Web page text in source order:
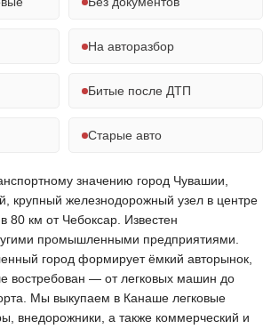
На авторазбор
Битые после ДТП
Старые авто
значению город Чувашии,
крупный железнодорожный узел в центре
80 км от Чебоксар. Известен
промышленными предприятиями.
город формирует ёмкий авторынок,
востребован — от легковых машин до
Мы выкупаем в Канаше легковые
внедорожники, а также коммерческий и